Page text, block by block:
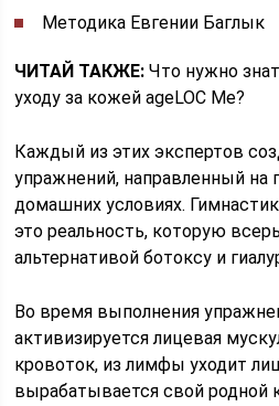
Методика Евгении Баглык
ЧИТАЙ ТАКЖЕ:Что нужно
уходу за кожей ageLOC Me?
Каждый из этих экспертов
упражнений, направленный на
домашних условиях.
это реальность, которую
альтернативой ботоксу и
Во время выполнения
активизируется лицевая
кровоток, из лимфы уходит
вырабатывается свой родной